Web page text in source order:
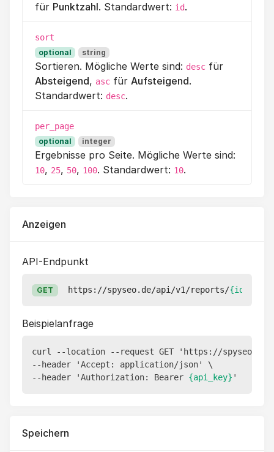
für Punktzahl. Standardwert: id.
sort
optional string
Sortieren. Mögliche Werte sind: desc für
Absteigend, asc für Aufsteigend.
Standardwert: desc.
per_page
optional integer
Ergebnisse pro Seite. Mögliche Werte sind:
10, 25, 50, 100. Standardwert: 10.
Anzeigen
API-Endpunkt
GET https://spyseo.de/api/v1/reports/{id}
Beispielanfrage
curl --location --request GET 'https://
--header 'Accept: application/json' \
--header 'Authorization: Bearer {api_key}
Speichern